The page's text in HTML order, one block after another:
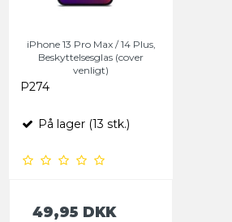
iPhone 13 Pro Max / 14 Plus,
Beskyttelsesglas (cover
venligt)
P274
På lager (13 stk.)
49,95 DKK